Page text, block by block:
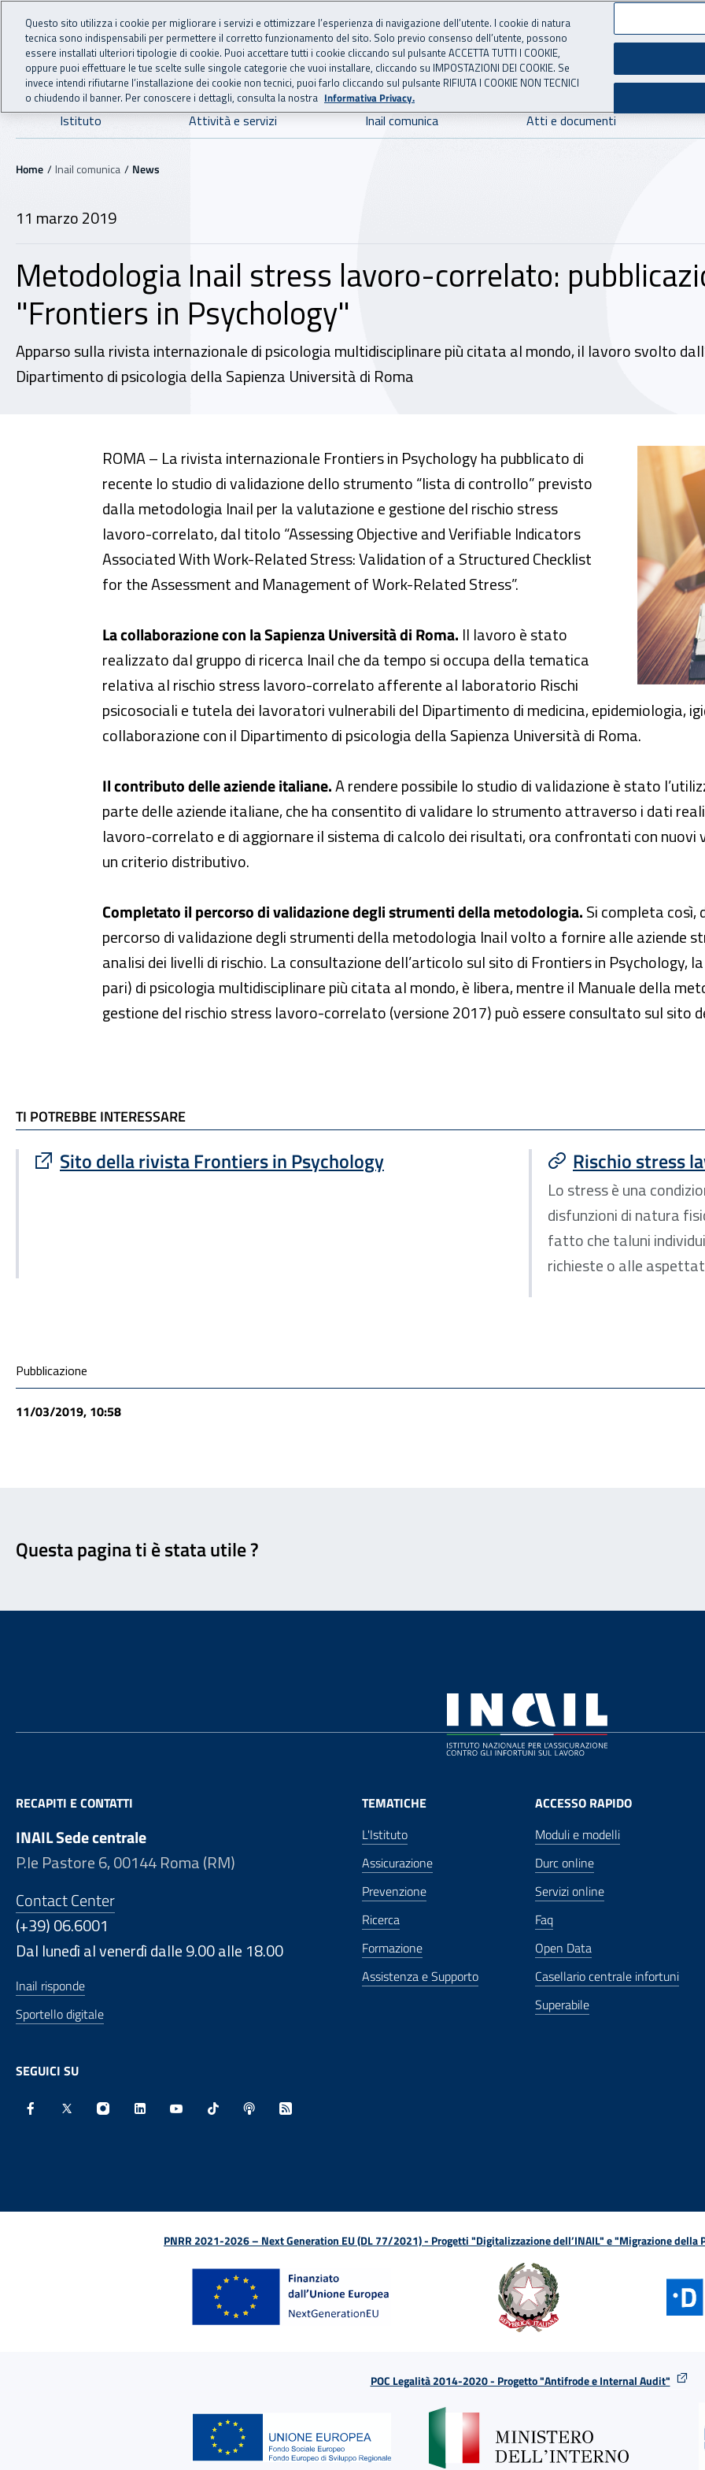
Vai al menu principale
Vai al contenuto principale
INAIL - Istituto Nazionale per l'Assicurazione
Navigazione principale
Istituto Attività e servizi Inail comunica Atti e documenti
Navigazione - Ti trovi in:
Home Inail comunica News
11 marzo 2019
Metodologia Inail stress lavoro-correlato:
"Frontiers in Psychology"
Apparso sulla rivista internazionale di psicologia multidisciplinare più citata al mondo, il lavoro svolto
Dipartimento di psicologia della Sapienza Università di Roma
Metodologia Inail stress lavoro-correlato: pubblicazione di uno studio su
ROMA – La rivista internazionale Frontiers in Psychology ha pubblicato di
recente lo studio di validazione dello strumento “lista di controllo” previsto
dalla metodologia Inail per la valutazione e gestione del rischio stress
lavoro-correlato, dal titolo “Assessing Objective and Verifiable Indicators
Associated With Work-Related Stress: Validation of a Structured Checklist
for the Assessment and Management of Work-Related Stress”.
La collaborazione con la Sapienza Università di Roma. Il lavoro è stato
realizzato dal gruppo di ricerca Inail che da tempo si occupa della tematica
relativa al rischio stress lavoro-correlato afferente al laboratorio Rischi
psicosociali e tutela dei lavoratori vulnerabili del Dipartimento di medicina, epidemiologia,
collaborazione con il Dipartimento di psicologia della Sapienza Università di Roma.
Il contributo delle aziende italiane.A rendere possibile lo studio di validazione è stato
parte delle aziende italiane, che ha consentito di validare lo strumento attraverso i dati
lavoro-correlato e di aggiornare il sistema di calcolo dei risultati, ora confrontati con
un criterio distributivo.
Completato il percorso di validazione degli strumenti della metodologia.Si completa
percorso di validazione degli strumenti della metodologia Inail volto a fornire alle aziende
analisi dei livelli di rischio. La consultazione dell’articolo sul sito di Frontiers in Psychology,
pari) di psicologia multidisciplinare più citata al mondo, è libera, mentre il Manuale della
gestione del rischio stress lavoro-correlato (versione 2017) può essere consultato sul sito
TI POTREBBE INTERESSARE
TI POTREBBE INTERESSARE
Sito della rivista Frontiers in Psychology
Sito esterno : apre una nuova finestra Rischio stress
Lo stress è una
disfunzioni di natura
fatto che taluni
richieste o alle
Condivisione social
Pubblicazione
11/03/2019, 10:58
Questa pagina ti è stata utile ?
RECAPITI E CONTATTI
INAIL Sede centrale
P.le Pastore 6, 00144 Roma (RM)
Contact Center
(+39) 06.6001
Dal lunedì al venerdì dalle 9.00 alle 18.00
Inail risponde
Sportello digitale
SEGUICI SU
TEMATICHE
L'Istituto
Assicurazione
Prevenzione
Ricerca
Formazione
Assistenza e Supporto
ACCESSO RAPIDO
Moduli e modelli
Durc online
Servizi online
Faq
Open Data
Casellario centrale infortuni
Superabile
PNRR 2021-2026 – Next Generation EU (DL 77/2021) - Progetti "Digitalizzazione dell’INAIL" e "Migrazione della
POC Legalità 2014-2020 - Progetto "Antifrode e Internal Audit"
Questo sito utilizza i cookie per migliorare i servizi e ottimizzare l’esperienza di navigazione dell’utente. I cookie di natura
tecnica sono indispensabili per permettere il corretto funzionamento del sito. Solo previo consenso dell’utente, possono
essere installati ulteriori tipologie di cookie. Puoi accettare tutti i cookie cliccando sul pulsante ACCETTA TUTTI I COOKIE,
oppure puoi effettuare le tue scelte sulle singole categorie che vuoi installare, cliccando su IMPOSTAZIONI DEI COOKIE. Se
invece intendi rifiutarne l’installazione dei cookie non tecnici, puoi farlo cliccando sul pulsante RIFIUTA I COOKIE NON TECNICI
o chiudendo il banner. Per conoscere i dettagli, consulta la nostra Informativa Privacy.